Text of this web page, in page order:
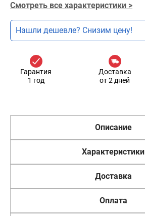
Смотреть все характеристики >
Нашли дешевле? Снизим цену!
Гарантия
1 год
Доставка
от 2 дней
Описание
Характеристики
Доставка
Оплата